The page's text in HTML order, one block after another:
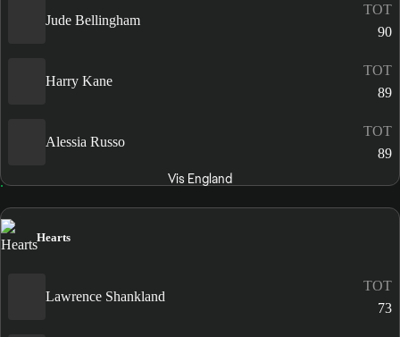
Jude Bellingham
TOT
90
Harry Kane
TOT
89
Alessia Russo
TOT
89
Vis England
Hearts
Lawrence Shankland
TOT
73